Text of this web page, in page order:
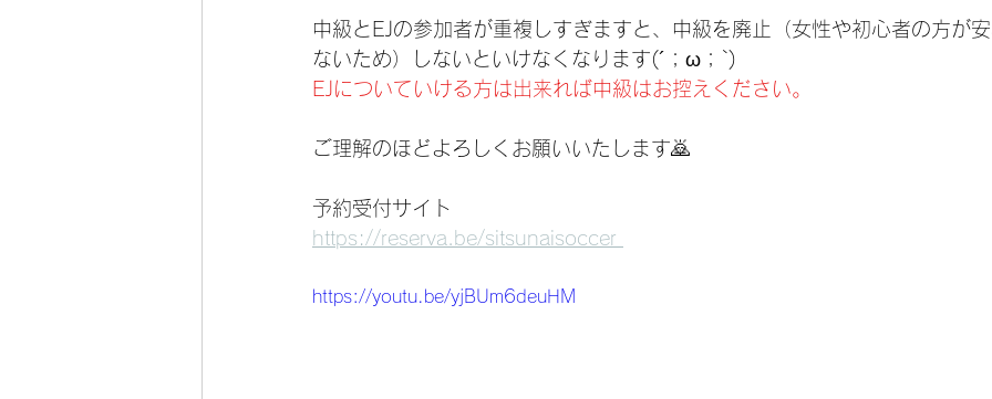
中級とEJの参加者が重複しすぎますと、中級を廃止（女性や初心者の方が
ないため）しないといけなくなります(´；ω；`)
EJについていける方は出来れば中級はお控えください。
ご理解のほどよろしくお願いいたします🙇
予約受付サイト
https://reserva.be/sitsunaisoccer
https://youtu.be/yjBUm6deuHM